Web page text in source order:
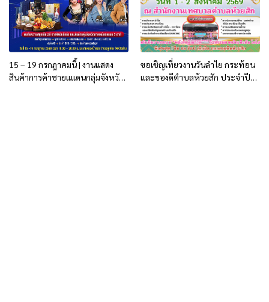
15 – 19 กรกฎาคมนี้ | งานแสดง
สินค้าการค้าชายแแดนกลุ่มจังหวัด
ขอเชิญเที่ยวงานวันลำไย กระท้อน
และของดีตำบลห้วยสัก ประจำปี